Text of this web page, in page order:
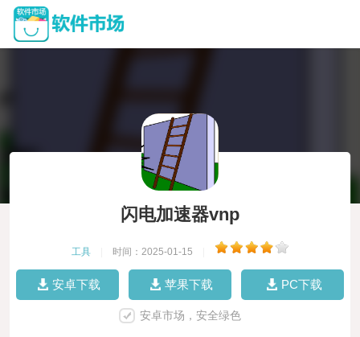
闪电加速器vnp
工具 时间：2025-01-15
安卓下载 苹果下载 PC下载
安卓市场，安全绿色